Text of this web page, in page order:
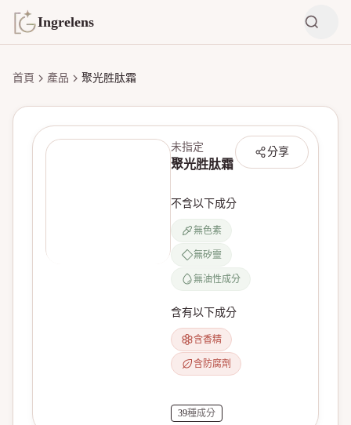
Ingrelens
首頁 產品 聚光胜肽霜
分享
未指定
聚光胜肽霜
不含以下成分
無色素
無矽靈
無油性成分
含有以下成分
含香精
含防腐劑
39種成分